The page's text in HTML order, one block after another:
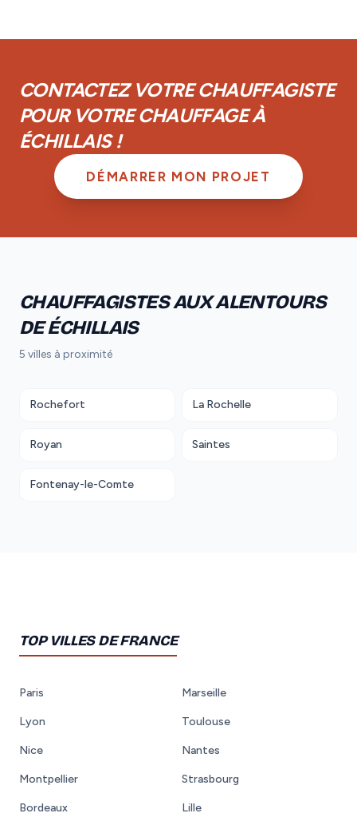
CONTACTEZ VOTRE CHAUFFAGISTE
POUR VOTRE CHAUFFAGE À
ÉCHILLAIS !
DÉMARRER MON PROJET
CHAUFFAGISTES AUX ALENTOURS
DE ÉCHILLAIS
5 villes à proximité
Rochefort La Rochelle
Royan Saintes
Fontenay-le-Comte
TOP VILLES DE FRANCE
Paris Marseille
Lyon Toulouse
Nice Nantes
Montpellier Strasbourg
Bordeaux Lille